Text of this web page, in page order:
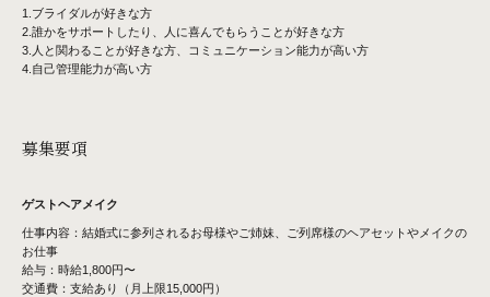
1.ブライダルが好きな方
2.誰かをサポートしたり、人に喜んでもらうことが好きな方
3.人と関わることが好きな方、コミュニケーション能力が高い方
4.自己管理能力が高い方
募集要項
ゲストヘアメイク
仕事内容：結婚式に参列されるお母様やご姉妹、ご列席様のヘアセットやメイクの
お仕事
給与：時給1,800円〜
交通費：支給あり（月上限15,000円）